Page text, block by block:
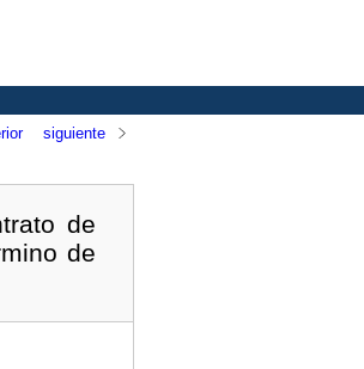
siguiente
de
de